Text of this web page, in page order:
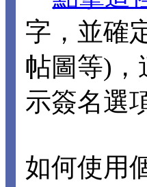
字，並確
帖圖等)，
示簽名選
如何使用